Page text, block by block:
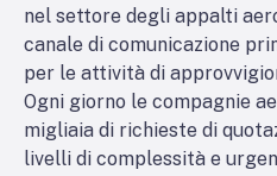
nel settore degli appalti
canale di comunicazione
per le attività di
Ogni giorno le compagnie
migliaia di richieste di
livelli di complessità e